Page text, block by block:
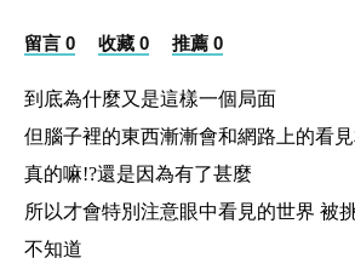
留言 0 收藏 0 推薦 0
到底為什麼又是這樣一個局面
但腦子裡的東西漸漸會和網路上的看
真的嘛!?還是因為有了甚麼
所以才會特別注意眼中看見的世界 被
不知道